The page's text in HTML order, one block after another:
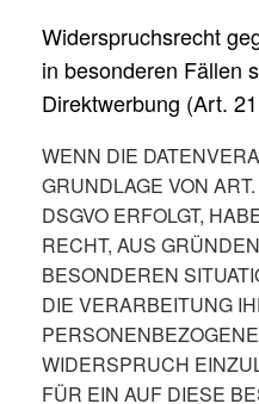
Widerspruchsrecht
in besonderen Fällen
Direktwerbung (Art.
WENN DIE
GRUNDLAGE VON
DSGVO ERFOLGT,
RECHT, AUS
BESONDEREN
DIE VERARBEITUNG
WIDERSPRUCH
FÜR EIN AUF DIESE